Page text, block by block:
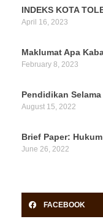
INDEKS KOTA
April 16, 2023
Maklumat Apa
February 8, 2023
Pendidikan
August 15, 2022
Brief Paper:
June 26, 2022
FACEBOOK